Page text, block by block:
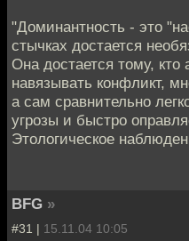
"Доминантность - это
стычках достается
Она достается тому, кто
навязывать конфликт,
а сам сравнительно
угрозы и быстро
Этологическое
BFG »
#31 | 15.11.04 10:05